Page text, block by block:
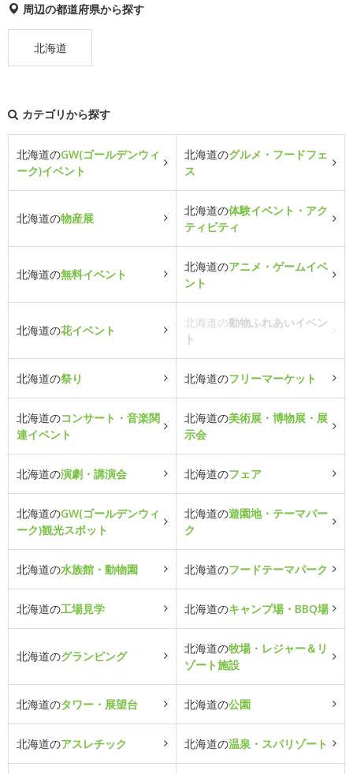
周辺の都道府県から探す
北海道
カテゴリから探す
北海道のGW(ゴールデンウィ
ーク)イベント
北海道のグルメ・フードフェ
ス
北海道の物産展
北海道の体験イベント・アク
ティビティ
北海道の無料イベント
北海道のアニメ・ゲームイベ
ント
北海道の花イベント
北海道の動物ふれあいイベン
ト
北海道の祭り 北海道のフリーマーケット
北海道のコンサート・音楽関
連イベント
北海道の美術展・博物展・展
示会
北海道の演劇・講演会 北海道のフェア
北海道のGW(ゴールデンウィ
ーク)観光スポット
北海道の遊園地・テーマパー
ク
北海道の水族館・動物園 北海道のフードテーマパーク
北海道の工場見学 北海道のキャンプ場・BBQ場
北海道のグランピング
北海道の牧場・レジャー＆リ
ゾート施設
北海道のタワー・展望台 北海道の公園
北海道のアスレチック 北海道の温泉・スパリゾート